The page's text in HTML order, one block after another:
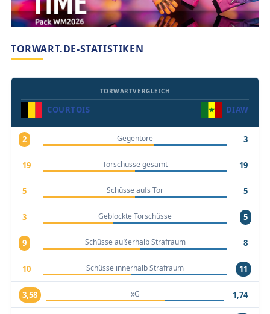
TORWART.DE-STATISTIKEN
COURTOIS
TORWARTVERGLEICH
DIAW
2 Gegentore 3
19 Torschüsse gesamt 19
5 Schüsse aufs Tor 5
3 Geblockte Torschüsse 5
9 Schüsse außerhalb Strafraum 8
10 Schüsse innerhalb Strafraum 11
3,58 xG 1,74